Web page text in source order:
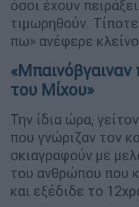
όσοι έχουν
τιμωρηθούν.
πω» ανέφερε
«Μπαινόβγαιναν
του Μίχου»
Την ίδια ώρα,
που γνώριζαν τον
σκιαγραφούν με
του ανθρώπου που
και εξέδιδε το